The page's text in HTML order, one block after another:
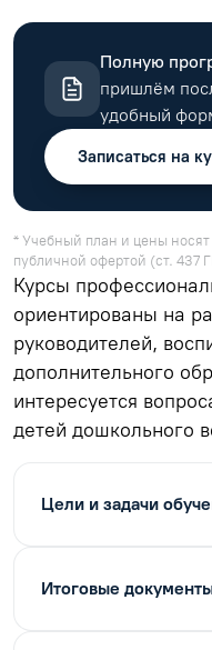
Полную
пришлём
удобный
Записаться на
* Учебный план и цены
публичной офертой (ст. 437
Курсы
ориентированы на
руководителей,
дополнительного
интересуется
детей дошкольного
Цели и задачи
Итоговые